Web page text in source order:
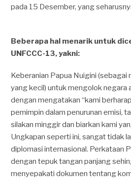
pada 15 Desember, yang
Beberapa hal menarik untuk
UNFCCC-13, yakni:
Keberanian Papua Nuigini
yang kecil) untuk mengolok negara
dengan mengatakan “kami
pemimpin dalam penurunan emisi,
silakan minggir dan biarkan kami
Ungkapan seperti ini, sangat tidak
diplomasi internasional. Perkataan
dengan tepuk tangan panjang
menyepakati dokumen tentang